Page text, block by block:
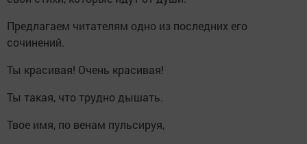
Предлагаем читателям одно из последних его
сочинений.
Ты красивая! Очень красивая!
Ты такая, что трудно дышать.
Твое имя, по венам пульсируя,